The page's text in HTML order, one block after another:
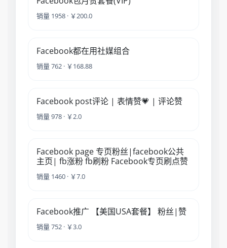
销量 1958 · ￥200.0
Facebook都在用社媒组合
销量 762 · ￥168.88
Facebook post评论 | 表情赞💗 | 评论赞
销量 978 · ￥2.0
Facebook page 专页粉丝|facebook公共
主页| fb涨粉 fb刷粉 Facebook专页刷点赞
销量 1460 · ￥7.0
Facebook推广 【美国USA套餐】 粉丝|赞
销量 752 · ￥3.0